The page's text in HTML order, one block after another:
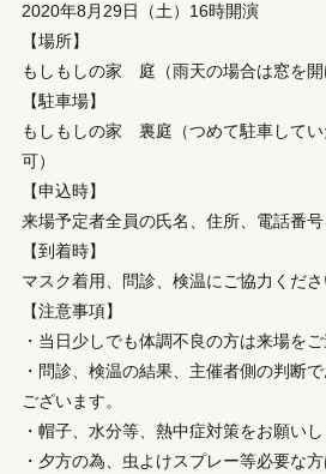
2020年8月29日（土）16時開演
【場所】
もしもしの家 庭（雨天の場合は窓を開
【駐車場】
もしもしの家 裏庭（つめて駐車して
可）
【申込時】
来場予定者全員の氏名、住所、電話番号
【到着時】
マスク着用、問診、検温にご協力くださ
【注意事項】
・当日少しでも体調不良の方は来場をご
・問診、検温の結果、主催者側の判断
ございます。
・帽子、水分等、熱中症対策をお願いし
・夕方の為、虫よけスプレー等必要な方